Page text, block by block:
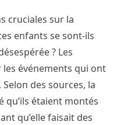
cruciales sur la
enfants se sont-ils
? Les
événements qui ont
des sources, la
qu’ils étaient montés
qu’elle faisait des